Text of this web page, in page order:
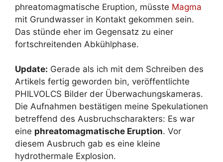
phreatomagmatische Eruption, müsste Magma
mit Grundwasser in Kontakt gekommen sein.
Das stünde eher im Gegensatz zu einer
fortschreitenden Abkühlphase.
Update: Gerade als ich mit dem Schreiben des
Artikels fertig geworden bin, veröffentlichte
PHILVOLCS Bilder der Überwachungskameras.
Die Aufnahmen bestätigen meine Spekulationen
betreffend des Ausbruchscharakters: Es war
eine phreatomagmatische Eruption. Vor
diesem Ausbruch gab es eine kleine
hydrothermale Explosion.